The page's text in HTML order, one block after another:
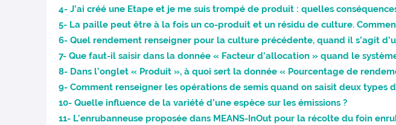
4- J’ai créé une Etape et je me suis trompé de produit : quelles
5- La paille peut être à la fois un co-produit et un résidu de culture.
6- Quel rendement renseigner pour la culture précédente, quand il s’agit
7- Que faut-il saisir dans la donnée « Facteur d’allocation » quand le
8- Dans l’onglet « Produit », à quoi sert la donnée « Pourcentage de
9- Comment renseigner les opérations de semis quand on saisit deux types
10- Quelle influence de la variété d’une espèce sur les émissions ?
11- L'enrubanneuse proposée dans MEANS-InOut pour la récolte du foin